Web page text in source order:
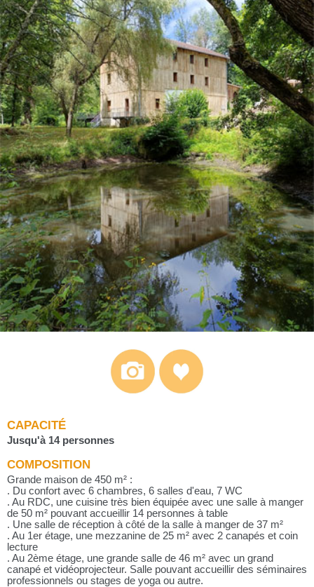
CAPACITÉ
Jusqu'à 14 personnes
COMPOSITION
Grande maison de 450 m² :
. Du confort avec 6 chambres, 6 salles d'eau, 7 WC
. Au RDC, une cuisine très bien équipée avec une salle à manger
de 50 m² pouvant accueillir 14 personnes à table
. Une salle de réception à côté de la salle à manger de 37 m²
. Au 1er étage, une mezzanine de 25 m² avec 2 canapés et coin
lecture
. Au 2ème étage, une grande salle de 46 m² avec un grand
canapé et vidéoprojecteur. Salle pouvant accueillir des séminaires
professionnels ou stages de yoga ou autre.